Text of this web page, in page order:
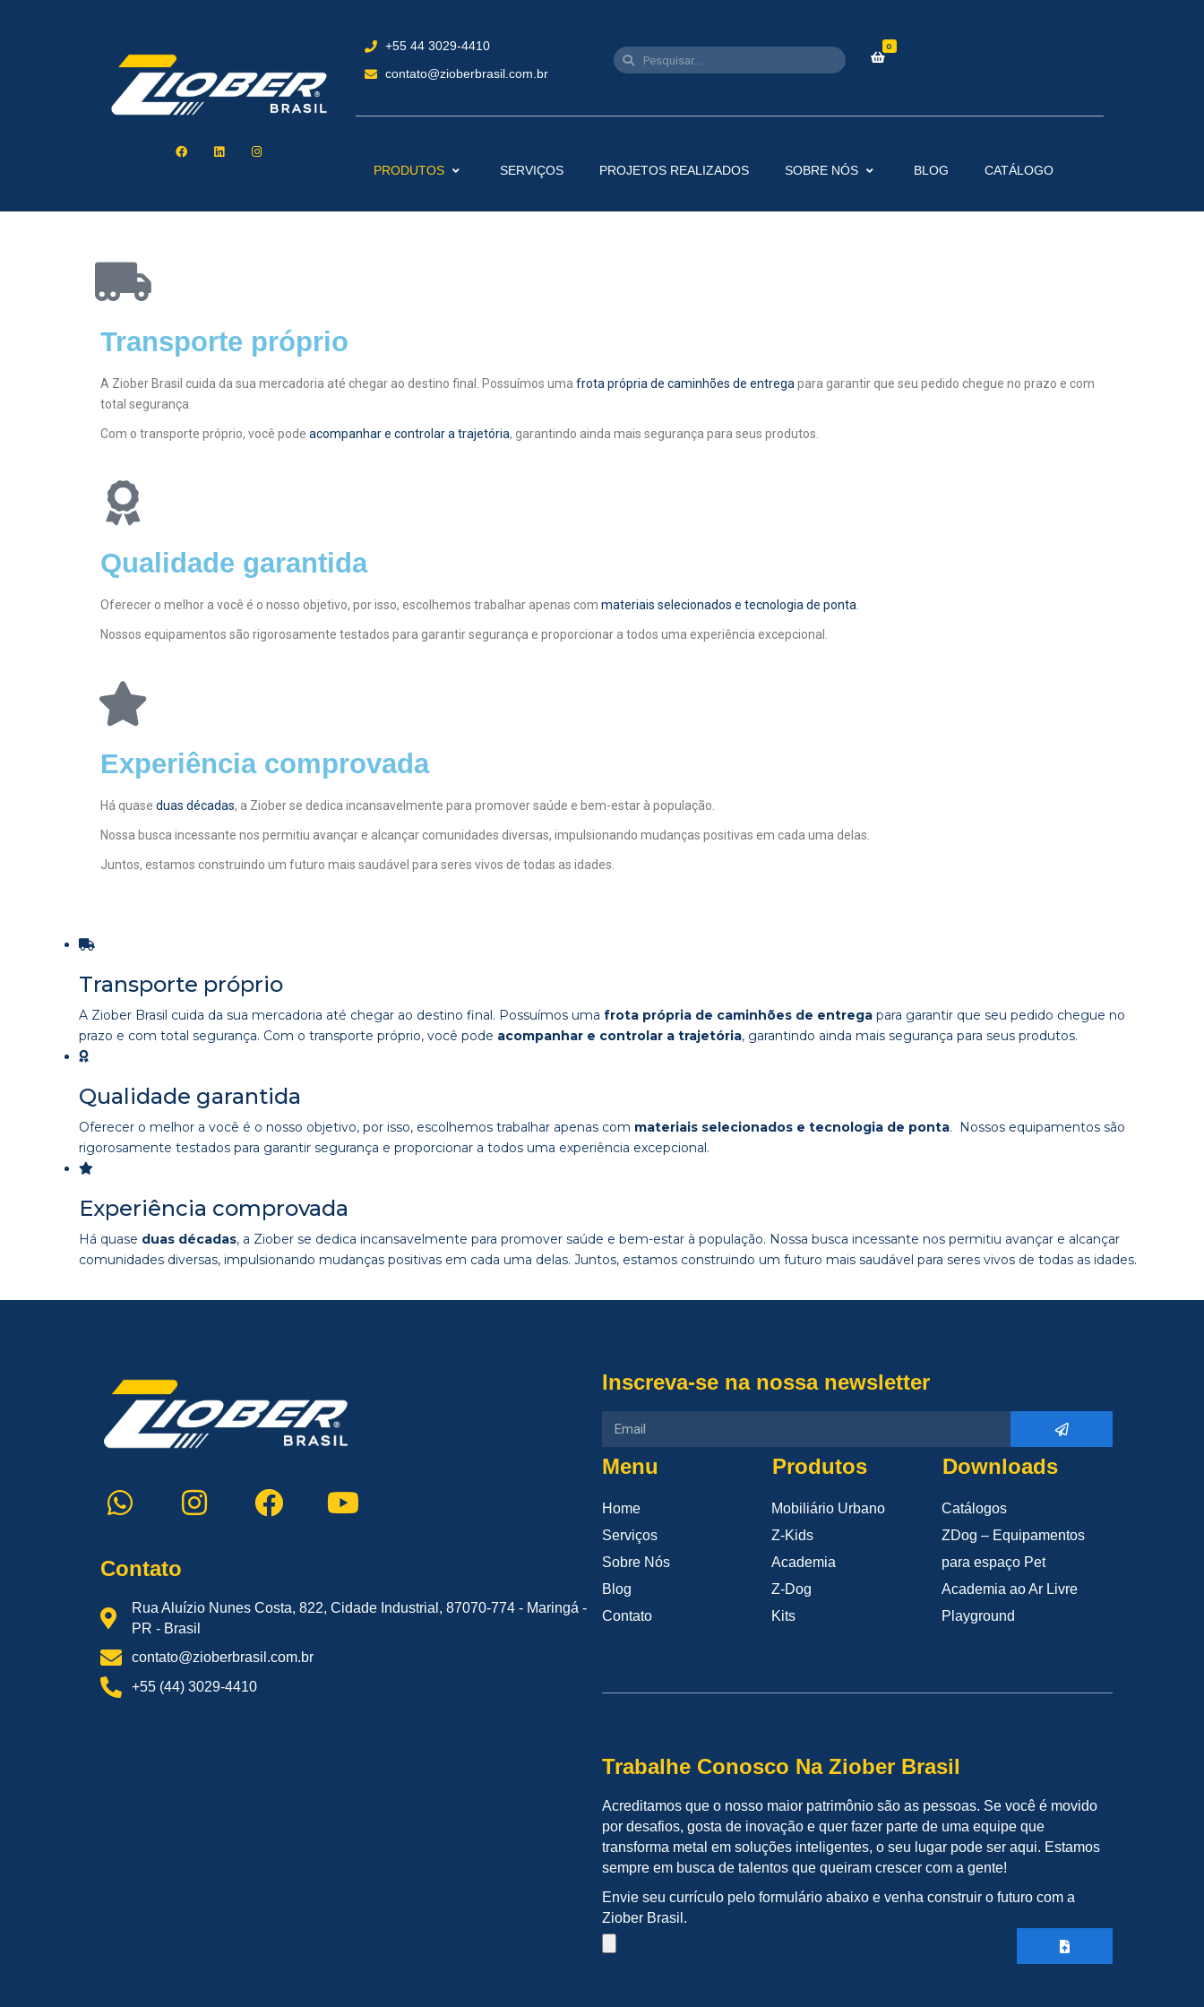
+55 44 3029-4410
contato@zioberbrasil.com.br
0
PRODUTOS SERVIÇOS PROJETOS REALIZADOS SOBRE NÓS BLOG CATÁLOGO
Transporte próprio
A Ziober Brasil cuida da sua mercadoria até chegar ao destino final. Possuímos uma frota própria de caminhões de entrega para garantir que seu pedido chegue no prazo e com
total segurança.
Com o transporte próprio, você pode acompanhar e controlar a trajetória, garantindo ainda mais segurança para seus produtos.
Qualidade garantida
Oferecer o melhor a você é o nosso objetivo, por isso, escolhemos trabalhar apenas com materiais selecionados e tecnologia de ponta
Nossos equipamentos são rigorosamente testados para garantir segurança e proporcionar a todos uma experiência excepcional.
Experiência comprovada
Há quase duas décadas, a Ziober se dedica incansavelmente para promover saúde e bem-estar à população.
Nossa busca incessante nos permitiu avançar e alcançar comunidades diversas, impulsionando mudanças positivas em cada uma delas.
Juntos, estamos construindo um futuro mais saudável para seres vivos de todas as idades.
Transporte próprio​
A Ziober Brasil cuida da sua mercadoria até chegar ao destino final. Possuímos uma frota própria de caminhões de entrega para garantir que seu pedido chegue no
prazo e com total segurança. Com o transporte próprio, você pode acompanhar e controlar a trajetória, garantindo ainda mais segurança para seus produtos.
Qualidade garantida​
Oferecer o melhor a você é o nosso objetivo, por isso, escolhemos trabalhar apenas com materiais selecionados e tecnologia de ponta. Nossos equipamentos são
rigorosamente testados para garantir segurança e proporcionar a todos uma experiência excepcional.
Experiência comprovada​
Há quase duas décadas, a Ziober se dedica incansavelmente para promover saúde e bem-estar à população. Nossa busca incessante nos permitiu avançar e alcançar
comunidades diversas, impulsionando mudanças positivas em cada uma delas. Juntos, estamos construindo um futuro mais saudável para seres vivos de todas as idades.
Contato
Rua Aluízio Nunes Costa, 822, Cidade Industrial, 87070-774 - Maringá -
PR - Brasil
contato@zioberbrasil.com.br
+55 (44) 3029-4410
Inscreva-se na nossa newsletter
Menu
Home
Serviços
Sobre Nós
Blog
Contato
Produtos
Mobiliário Urbano
Z-Kids
Academia
Z-Dog
Kits
Downloads
Catálogos
ZDog – Equipamentos
para espaço Pet
Academia ao Ar Livre
Playground
Trabalhe Conosco Na Ziober Brasil
Acreditamos que o nosso maior patrimônio são as pessoas. Se você é movido
por desafios, gosta de inovação e quer fazer parte de uma equipe que
transforma metal em soluções inteligentes, o seu lugar pode ser aqui. Estamos
sempre em busca de talentos que queiram crescer com a gente!
Envie seu currículo pelo formulário abaixo e venha construir o futuro com a
Ziober Brasil.